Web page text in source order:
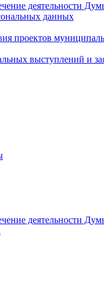
деятельности
данных
проектов
выступлений и
деятельности